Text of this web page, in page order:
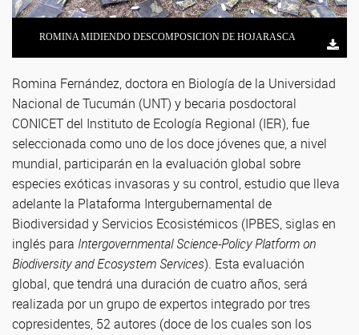
ROMINA MIDIENDO DESCOMPOSICION DE HOJARASCA
PEDRO MUESTREANDO SUELOS DEL CHACO
Romina Fernández, doctora en Biología de la Universidad
Nacional de Tucumán (UNT) y becaria posdoctoral
CONICET del Instituto de Ecología Regional (IER), fue
seleccionada como uno de los doce jóvenes que, a nivel
mundial, participarán en la evaluación global sobre
especies exóticas invasoras y su control, estudio que lleva
adelante la Plataforma Intergubernamental de
Biodiversidad y Servicios Ecosistémicos (IPBES, siglas en
inglés para Intergovernmental Science-Policy Platform on
Biodiversity and Ecosystem Services). Esta evaluación
global, que tendrá una duración de cuatro años, será
realizada por un grupo de expertos integrado por tres
copresidentes, 52 autores (doce de los cuales son los